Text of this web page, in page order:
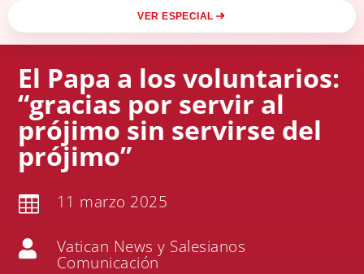
VER ESPECIAL
El Papa a los voluntarios:
“gracias por servir al
prójimo sin servirse del
prójimo”
 11 marzo 2025
 Vatican News y Salesianos
Comunicación